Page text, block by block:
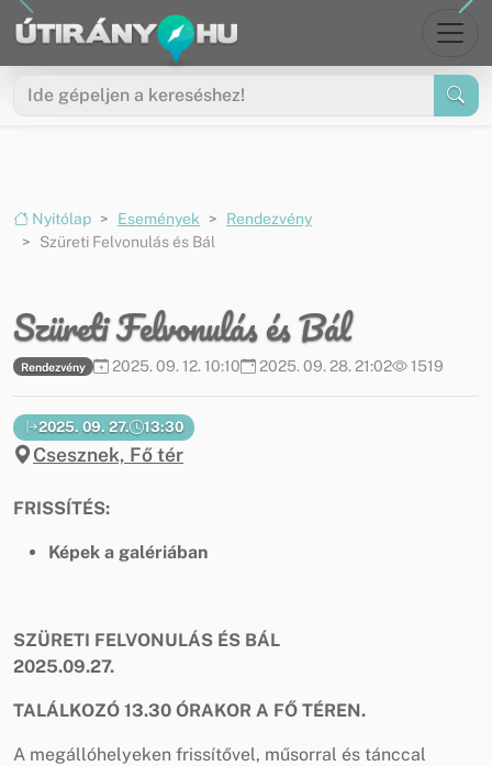
Ugrás a menüre
Ugrás a tartalomra
Nyitólap Események
Rendezvény
Szüreti Felvonulás és Bál
Szüreti Felvonulás és Bál
Rendezvény 2025. 09. 12. 10:10 2025. 09. 28. 21:02 1519
2025. 09. 27. 13:30
Csesznek, Fő tér
FRISSÍTÉS:
Képek a galériában
SZÜRETI FELVONULÁS ÉS BÁL
2025.09.27.
TALÁLKOZÓ 13.30 ÓRAKOR A FŐ TÉREN.
A megállóhelyeken frissítővel, műsorral és tánccal